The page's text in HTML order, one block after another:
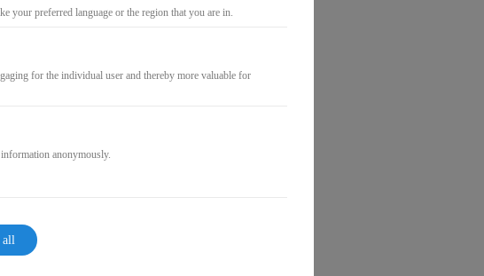
your preferred language or the region that you are in.
for the individual user and thereby more valuable for
anonymously.